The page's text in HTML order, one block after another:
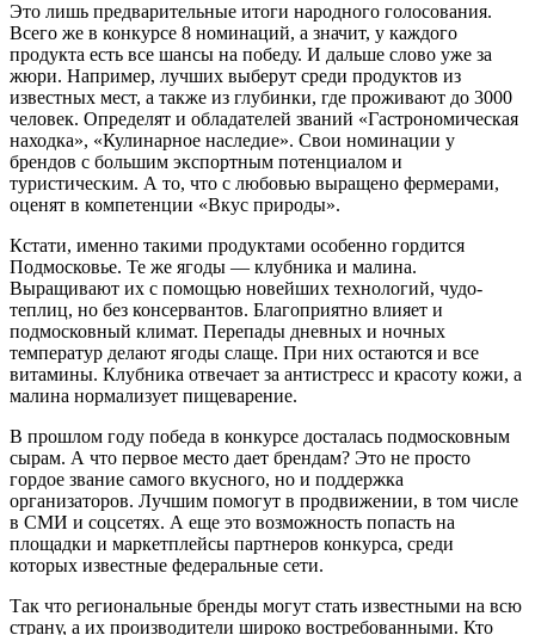
Это лишь предварительные итоги народного голосования.
Всего же в конкурсе 8 номинаций, а значит, у каждого
продукта есть все шансы на победу. И дальше слово уже за
жюри. Например, лучших выберут среди продуктов из
известных мест, а также из глубинки, где проживают до 3000
человек. Определят и обладателей званий «Гастрономическая
находка», «Кулинарное наследие». Свои номинации у
брендов с большим экспортным потенциалом и
туристическим. А то, что с любовью выращено фермерами,
оценят в компетенции «Вкус природы».
Кстати, именно такими продуктами особенно гордится
Подмосковье. Те же ягоды — клубника и малина.
Выращивают их с помощью новейших технологий, чудо-
теплиц, но без консервантов. Благоприятно влияет и
подмосковный климат. Перепады дневных и ночных
температур делают ягоды слаще. При них остаются и все
витамины. Клубника отвечает за антистресс и красоту кожи, а
малина нормализует пищеварение.
В прошлом году победа в конкурсе досталась подмосковным
сырам. А что первое место дает брендам? Это не просто
гордое звание самого вкусного, но и поддержка
организаторов. Лучшим помогут в продвижении, в том числе
в СМИ и соцсетях. А еще это возможность попасть на
площадки и маркетплейсы партнеров конкурса, среди
которых известные федеральные сети.
Так что региональные бренды могут стать известными на всю
страну, а их производители широко востребованными. Кто